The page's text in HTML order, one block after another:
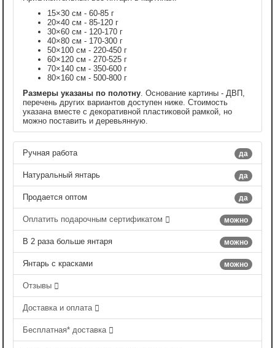
15×30 см - 60-85 г
20×40 см - 85-120 г
30×60 см - 120-170 г
40×80 см - 170-300 г
50×100 см - 220-450 г
60×120 см - 270-525 г
70×140 см - 350-600 г
80×160 см - 500-800 г
Размеры указаны по полотну . Основание картины - ДВП,
перечень других вариантов доступен ниже. Стоимость
указана вместе с декоративной пластиковой рамкой, но
можно поставить и деревьянную.
да
Ручная работа
да
Натуральный янтарь
да
Продается оптом
можно
Оплатить подарочным сертификатом
можно
В 2 раза больше янтаря
можно
Янтарь с красками
Отзывы
Доставка и оплата
Бесплатная* доставка